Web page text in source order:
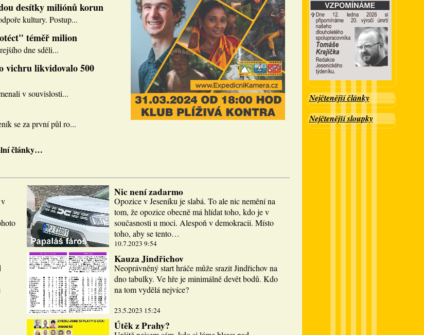
desítky miliónů korun
kultury. Postup...
téměř milion
dne sděli...
vichru likvidovalo 500
v souvislosti...
se za první půl ro...
články…
Nic není zadarmo
Opozice v Jeseníku je slabá. To ale nic nemění na
tom, že opozice obecně má hlídat toho, kdo je v
současnosti u moci. Alespoň v demokracii. Místo
toho, aby se tento…
10.7.2023 9:54
Kauza Jindřichov
Neoprávněný start hráče může srazit Jindřichov na
dno tabulky. Ve hře je minimálně devět bodů. Kdo
na tom vydělá nejvíce?
23.5.2023 15:24
Útěk z Prahy?
Nejčtenější články
Nejčtenější sloupky